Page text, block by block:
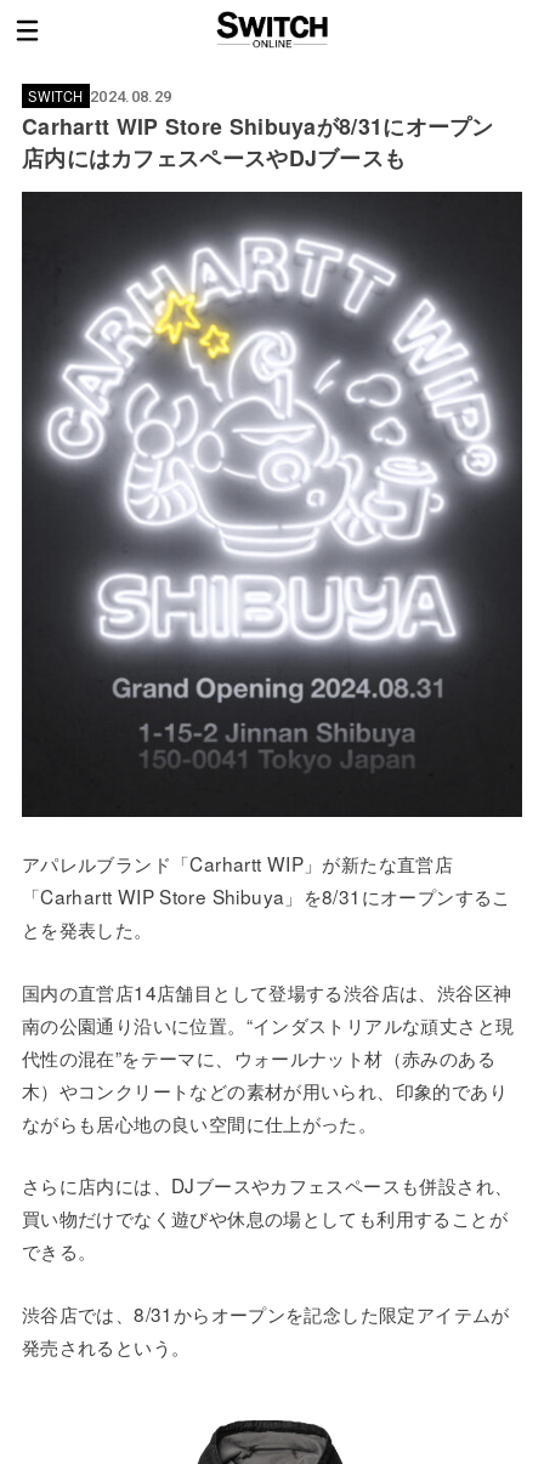
SWITCH 2024.08.29
Carhartt WIP Store Shibuyaが8/31にオープン
店内にはカフェスペースやDJブースも
アパレルブランド「Carhartt WIP」が新たな直営店
「Carhartt WIP Store Shibuya」を8/31にオープンするこ
とを発表した。
国内の直営店14店舗目として登場する渋谷店は、渋谷区神
南の公園通り沿いに位置。“インダストリアルな頑丈さと現
代性の混在”をテーマに、ウォールナット材（赤みのある
木）やコンクリートなどの素材が用いられ、印象的であり
ながらも居心地の良い空間に仕上がった。
さらに店内には、DJブースやカフェスペースも併設され、
買い物だけでなく遊びや休息の場としても利用することが
できる。
渋谷店では、8/31からオープンを記念した限定アイテムが
発売されるという。